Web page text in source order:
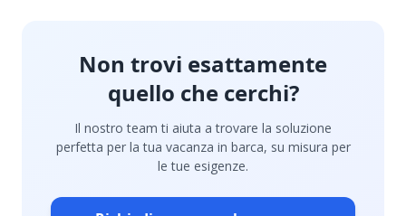
Non trovi esattamente
quello che cerchi?
Il nostro team ti aiuta a trovare la soluzione
perfetta per la tua vacanza in barca, su misura per
le tue esigenze.